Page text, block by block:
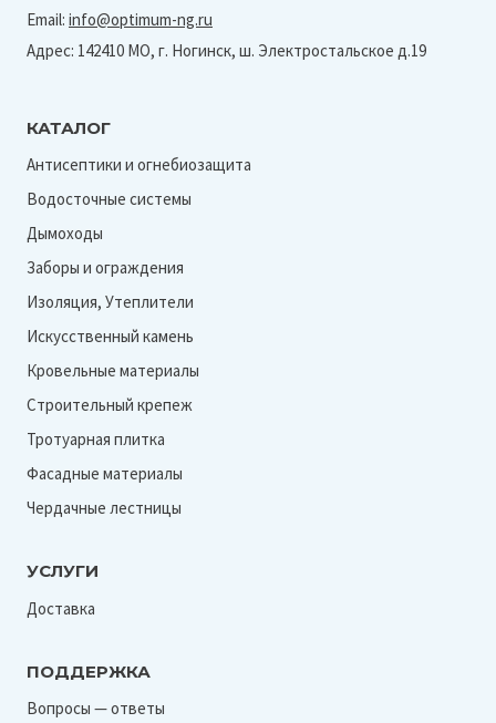
Email: info@optimum-ng.ru
Адрес: 142410 МО, г. Ногинск, ш. Электростальское д.19
КАТАЛОГ
Антисептики и огнебиозащита
Водосточные системы
Дымоходы
Заборы и ограждения
Изоляция, Утеплители
Искусственный камень
Кровельные материалы
Строительный крепеж
Тротуарная плитка
Фасадные материалы
Чердачные лестницы
УСЛУГИ
Доставка
ПОДДЕРЖКА
Вопросы — ответы